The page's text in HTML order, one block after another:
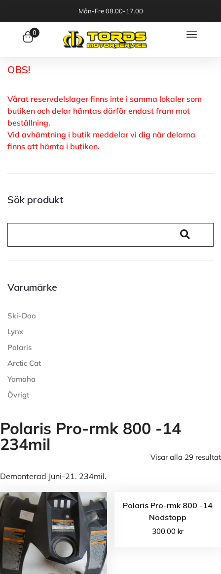
Mån-Fre 08.00-17.00
0
OBS!
Vårat reservdelslager finns inte i samma lokaler som
butiken och delar hämtas därför endast fram mot
beställning.
Vid avhämtning i butik meddelar vi dig när delarna
finns att hämta i butiken.
Sök produkt
Varumärke
Ski-Doo
Lynx
Polaris
Arctic Cat
Yamaha
Övrigt
Polaris Pro-rmk 800 -14
234mil
Visar alla 29 resultat
Demonterad Juni-21. 234mil.
Polaris Pro-rmk 800 -14
Nödstopp
300.00 kr